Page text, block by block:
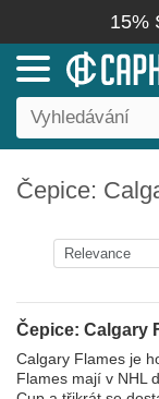
15%
Čepice:
Čepice: Calgary
Calgary Flames je
Flames mají v NHL